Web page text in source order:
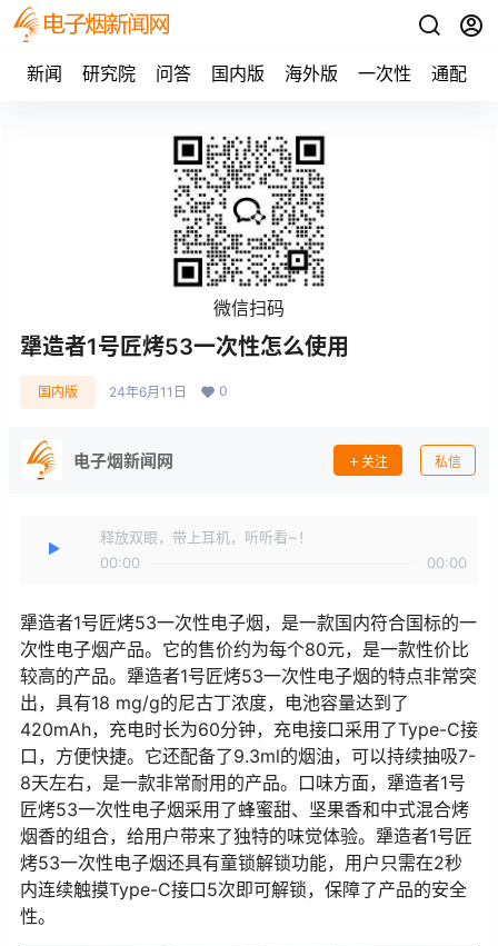
新闻 研究院 问答 国内版 海外版 一次性 通配
微信扫码
犟造者1号匠烤53一次性怎么使用
国内版 24年6月11日 0
电子烟新闻网 关注 私信
释放双眼，带上耳机，听听看~！
00:00
00:00
犟造者1号匠烤53一次性电子烟，是一款国内符合国标的一
次性电子烟产品。它的售价约为每个80元，是一款性价比
较高的产品。犟造者1号匠烤53一次性电子烟的特点非常突
出，具有18 mg/g的尼古丁浓度，电池容量达到了
420mAh，充电时长为60分钟，充电接口采用了Type-C接
口，方便快捷。它还配备了9.3ml的烟油，可以持续抽吸7-
8天左右，是一款非常耐用的产品。口味方面，犟造者1号
匠烤53一次性电子烟采用了蜂蜜甜、坚果香和中式混合烤
烟香的组合，给用户带来了独特的味觉体验。犟造者1号匠
烤53一次性电子烟还具有童锁解锁功能，用户只需在2秒
内连续触摸Type-C接口5次即可解锁，保障了产品的安全
性。